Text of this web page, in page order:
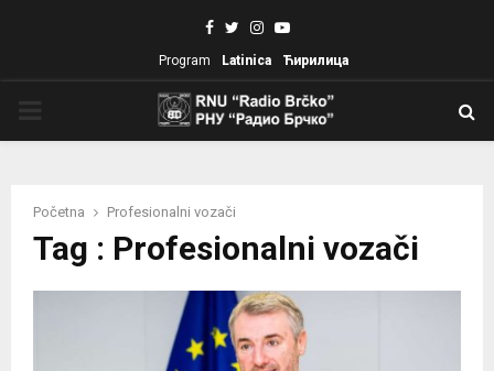
Facebook
TwitterInstagram
Youtube
Program Latinica Ћирилица
Početna Profesionalni vozači
Tag : Profesionalni vozači